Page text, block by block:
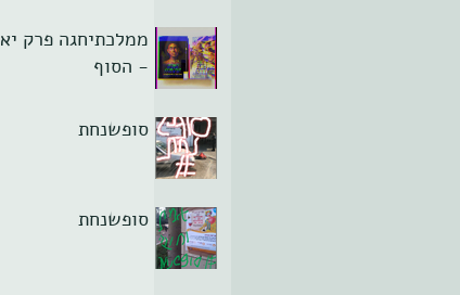
ממלכתיחגה פרק יא
- הסוף
סופשנחת
סופשנחת